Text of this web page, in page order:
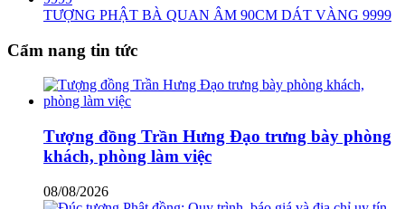
TƯỢNG PHẬT BÀ QUAN ÂM 90CM DÁT VÀNG 9999
Cẩm nang tin tức
Tượng đồng Trần Hưng Đạo trưng bày phòng
khách, phòng làm việc
08/08/2026